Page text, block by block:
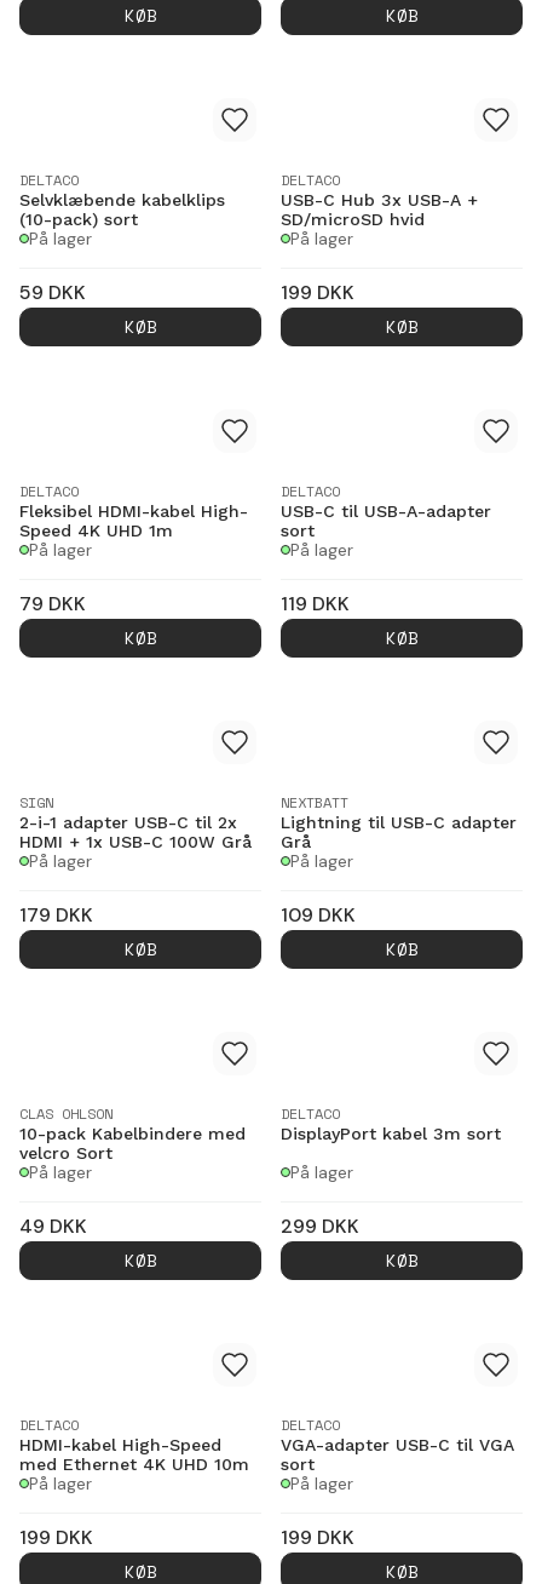
KØB
KØB
DELTACO
Selvklæbende kabelklips
(10-pack) sort
På lager
59 DKK
KØB
DELTACO
USB-C Hub 3x USB-A +
SD/microSD hvid
På lager
199 DKK
KØB
DELTACO
Fleksibel HDMI-kabel High-
Speed 4K UHD 1m
På lager
79 DKK
KØB
DELTACO
USB-C til USB-A-adapter
sort
På lager
119 DKK
KØB
SIGN
2-i-1 adapter USB-C til 2x
HDMI + 1x USB-C 100W Grå
På lager
179 DKK
KØB
NEXTBATT
Lightning til USB-C adapter
Grå
På lager
109 DKK
KØB
CLAS OHLSON
10-pack Kabelbindere med
velcro Sort
På lager
49 DKK
KØB
DELTACO
DisplayPort kabel 3m sort
På lager
299 DKK
KØB
DELTACO
HDMI-kabel High-Speed
med Ethernet 4K UHD 10m
På lager
199 DKK
KØB
DELTACO
VGA-adapter USB-C til VGA
sort
På lager
199 DKK
KØB